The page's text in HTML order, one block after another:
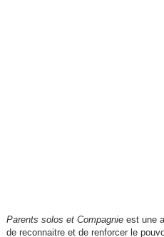
Parents solos et Compagnieest une
de reconnaitre et de renforcer le